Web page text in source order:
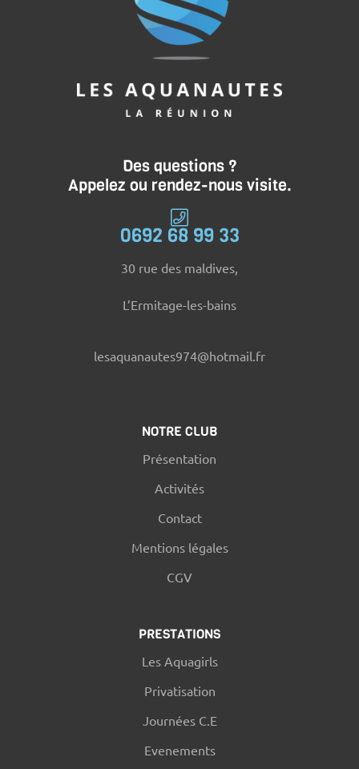
Des questions ?
Appelez ou rendez-nous visite.
0692 68 99 33
30 rue des maldives,
L’Ermitage-les-bains
lesaquanautes974@hotmail.fr
NOTRE CLUB
Présentation
Activités
Contact
Mentions légales
CGV
PRESTATIONS
Les Aquagirls
Privatisation
Journées C.E
Evenements